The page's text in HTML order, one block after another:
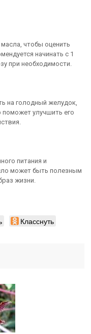
чтобы оценить
начинать с 1
при необходимости.
на голодный желудок,
поможет улучшить его
питания и
может быть полезным
жизни.
Класснуть